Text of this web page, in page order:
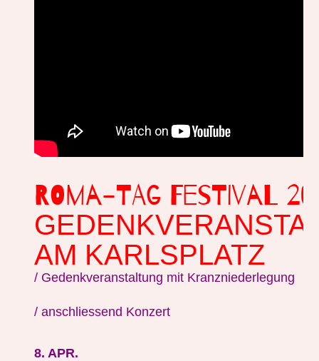
ROMA-TAG FESTIVAL
AM KARLSPLATZ
/ Gedenkveranstaltung mit Kranzniederlegung
/ anschliessend Konzert
8. APR.